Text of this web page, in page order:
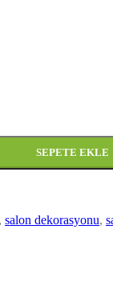
SEPETE EKLE
, salon dekorasyonu,